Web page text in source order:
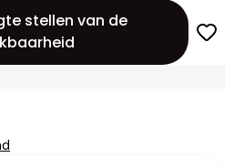
stellen van de